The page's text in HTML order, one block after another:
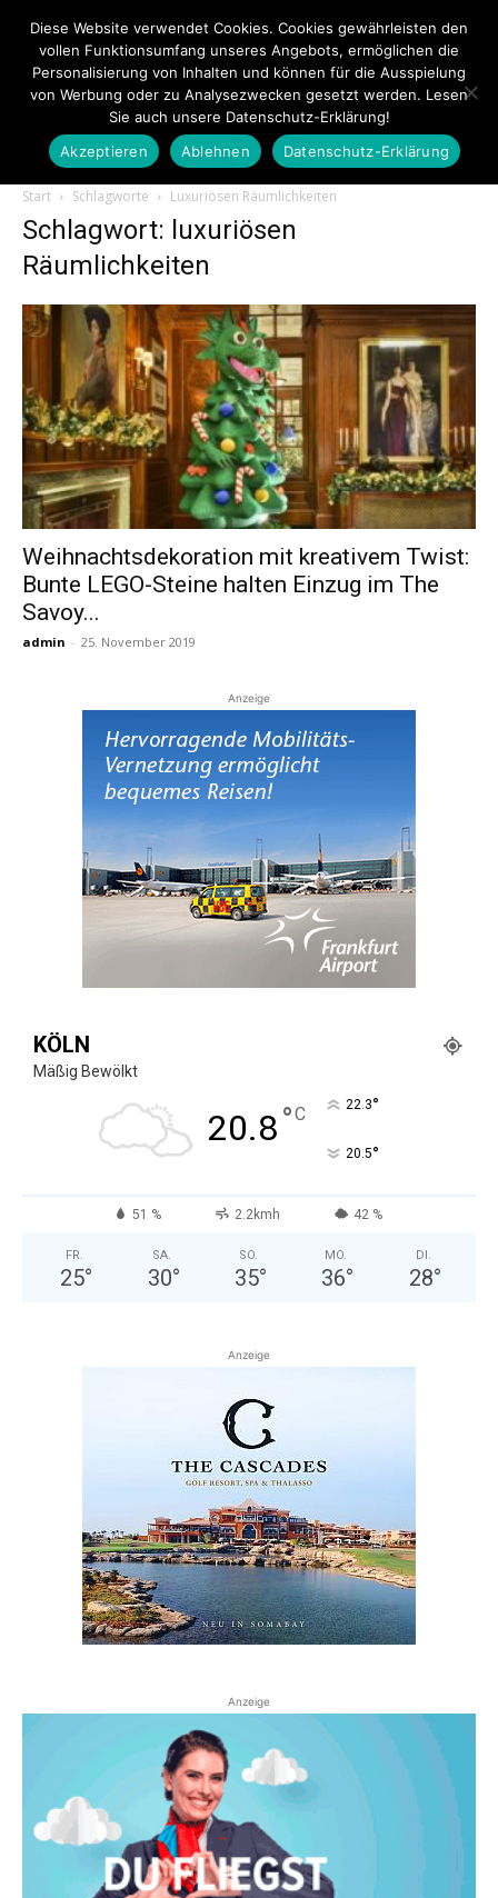
Touristiknews.de
Touristiknews
und
Reiseempfehlungen.
Start Schlagworte Luxuriösen Räumlichkeiten
Schlagwort: luxuriösen
Räumlichkeiten
Weihnachtsdekoration mit kreativem Twist:
Bunte LEGO-Steine halten Einzug im The
Savoy...
admin - 25. November 2019
Anzeige
KÖLN
Mäßig Bewölkt
20.8°C 22.3°
20.5°
51 % 2.2kmh 42 %
FR.
25°
SA.
30°
SO.
35°
MO.
36°
DI.
28°
Anzeige
Anzeige
Diese Website verwendet Cookies. Cookies gewährleisten den
vollen Funktionsumfang unseres Angebots, ermöglichen die
Personalisierung von Inhalten und können für die Ausspielung
von Werbung oder zu Analysezwecken gesetzt werden. Lesen
Sie auch unsere Datenschutz-Erklärung!
Akzeptieren
Ablehnen Datenschutz-Erklärung